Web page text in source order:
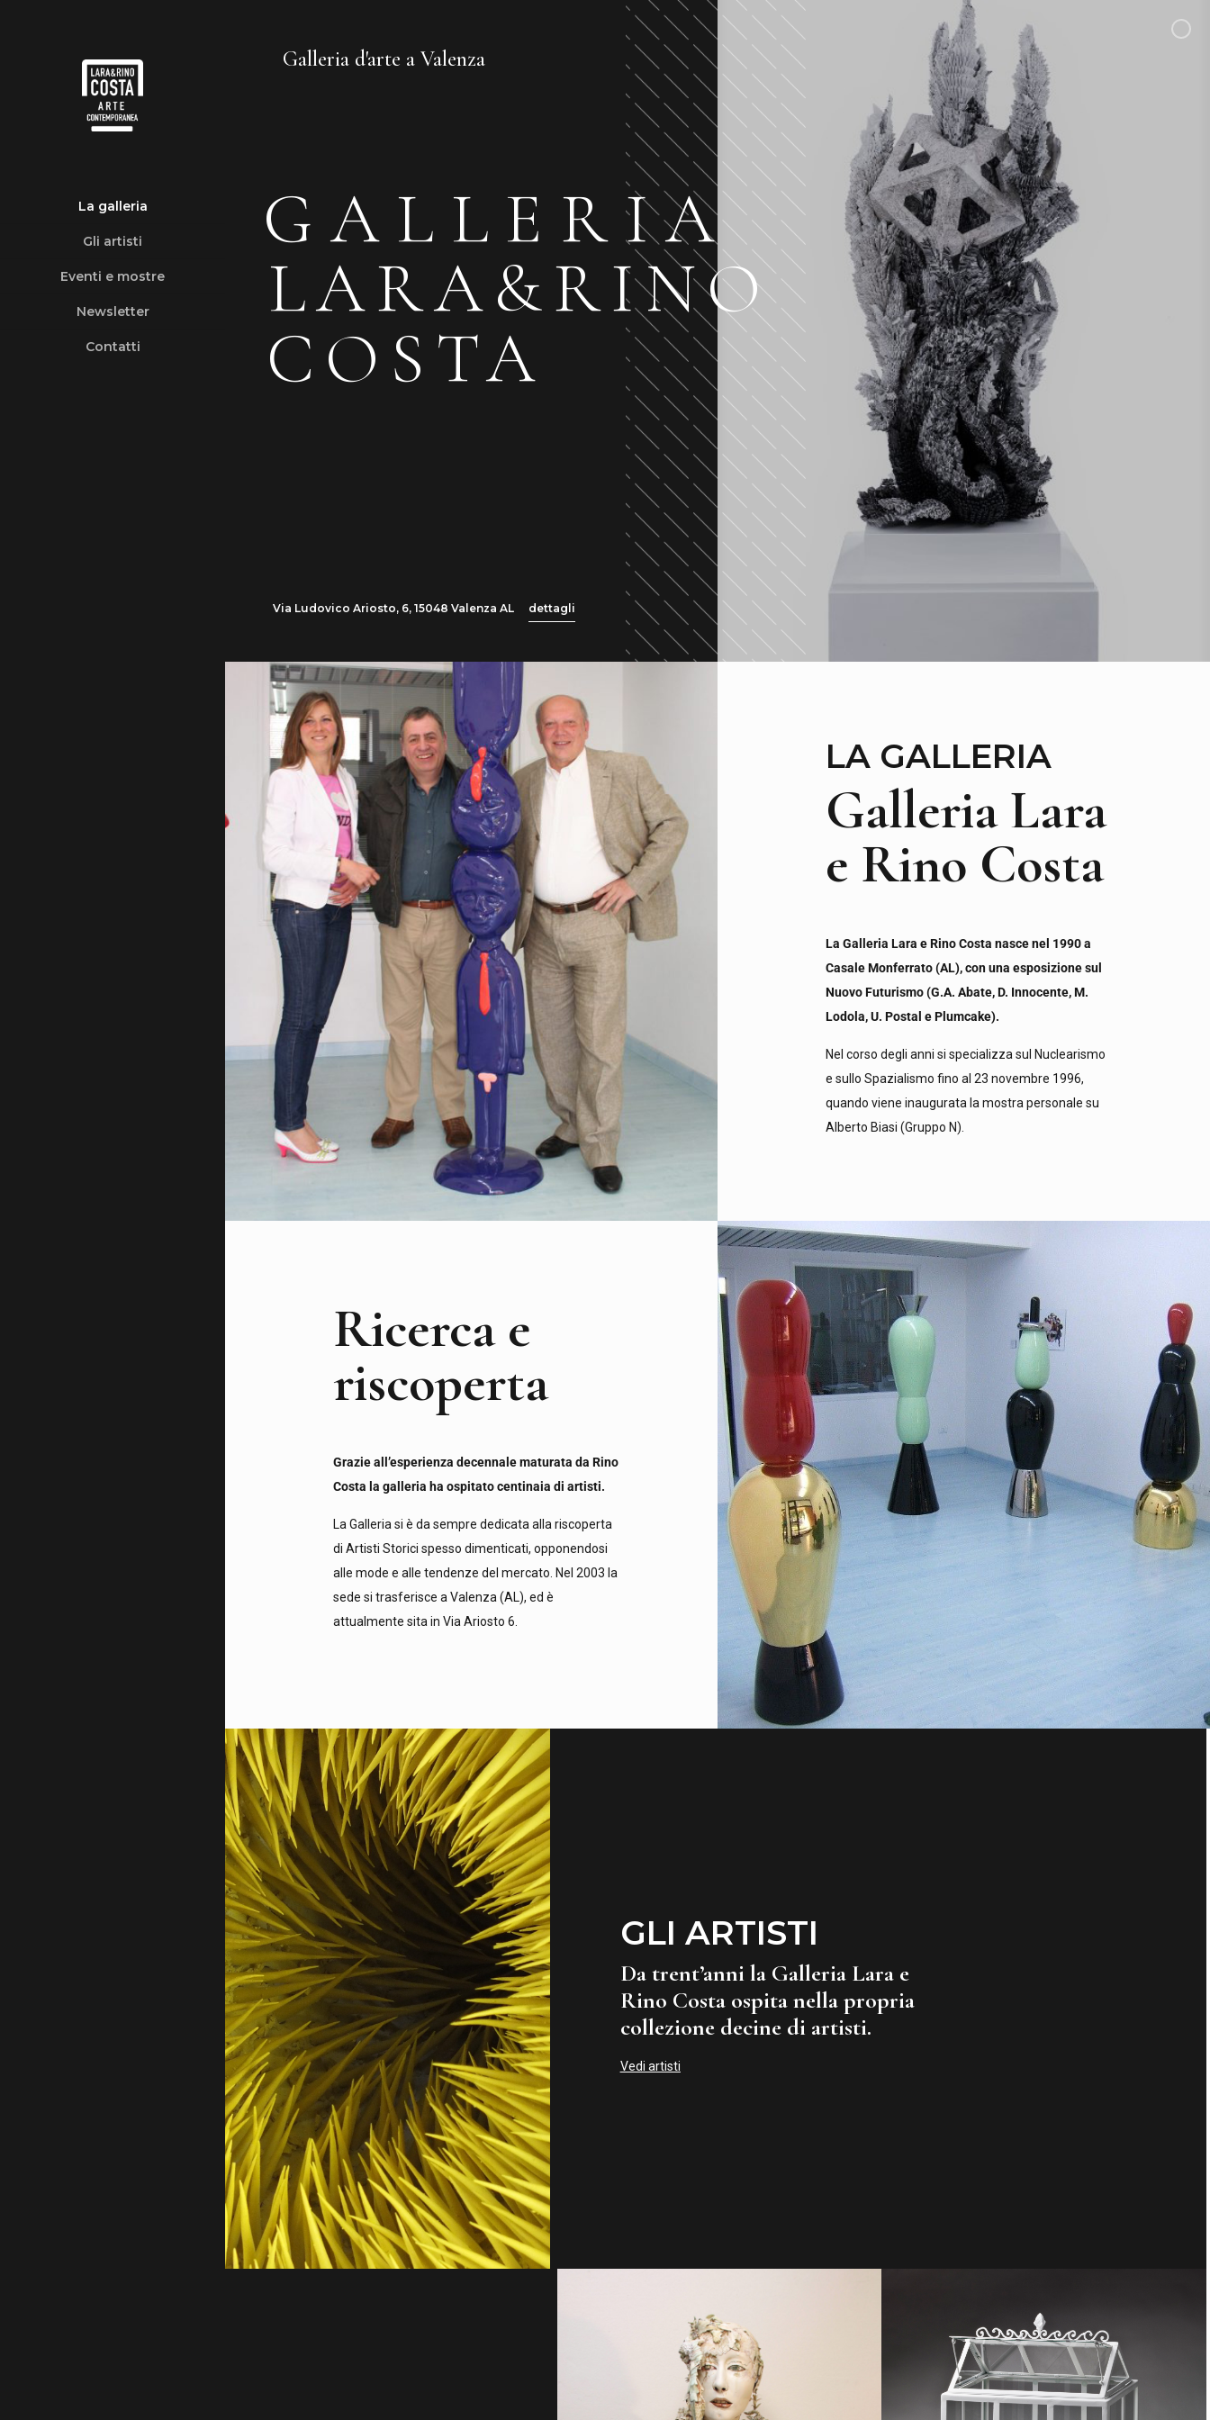
La galleria
Gli artisti
Eventi e mostre
Newsletter
Contatti
LARA&RINO
Galleria d'arte a Valenza
GALLERIA
dettagli
COSTA
Via Ludovico Ariosto, 6, 15048 Valenza AL
LA GALLERIA
Galleria Lara
e Rino Costa
La Galleria Lara e Rino Costa nasce nel 1990 a
Casale Monferrato (AL), con una esposizione sul
Nuovo Futurismo (G.A. Abate, D. Innocente, M.
Lodola, U. Postal e Plumcake).
Nel corso degli anni si specializza sul Nuclearismo
e sullo Spazialismo fino al 23 novembre 1996,
quando viene inaugurata la mostra personale su
Alberto Biasi (Gruppo N).
Ricerca e
riscoperta
Grazie all’esperienza decennale maturata da Rino
Costa la galleria ha ospitato centinaia di artisti.
La Galleria si è da sempre dedicata alla riscoperta
di Artisti Storici spesso dimenticati, opponendosi
alle mode e alle tendenze del mercato. Nel 2003 la
sede si trasferisce a Valenza (AL), ed è
attualmente sita in Via Ariosto 6.
GLI ARTISTI
Da trent’anni la Galleria Lara e
Rino Costa ospita nella propria
collezione decine di artisti.
Vedi artisti